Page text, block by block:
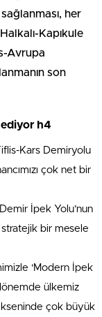
her
Kapıkule
Avrupa
son
ediyor h4
Kars Demiryolu
çok net bir
İpek Yolu’nun
bir mesele
‘Modern İpek
ülkemiz
çok büyük